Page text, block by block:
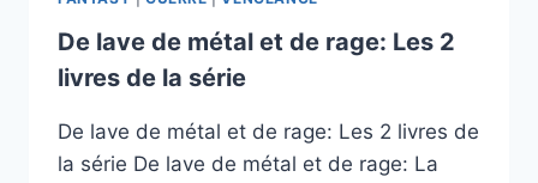
De lave de métal et de rage: Les 2
livres de la série
De lave de métal et de rage: Les 2 livres de
la série De lave de métal et de rage: La